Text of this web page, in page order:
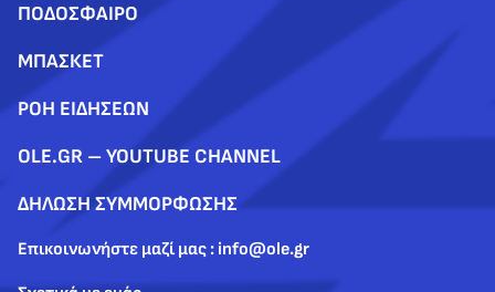
ΠΟΔΟΣΦΑΙΡΟ
ΜΠΑΣΚΕΤ
ΡΟΗ ΕΙΔΗΣΕΩΝ
OLE.GR – YOUTUBE CHANNEL
ΔΗΛΩΣΗ ΣΥΜΜΟΡΦΩΣΗΣ
Επικοινωνήστε μαζί μας : info@ole.gr